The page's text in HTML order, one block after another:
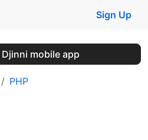
Sign Up
Djinni mobile app
PHP